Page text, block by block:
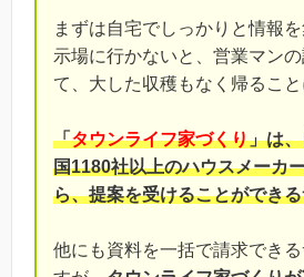
まずは自宅でしっかりと情報
示場に行かないと、営業マン
て、大した収穫もなく帰ること
「タウンライフ家づくり」は
国1180社以上のハウスメーカ
ら、提案を受けることができ
他にも資料を一括で請求でき